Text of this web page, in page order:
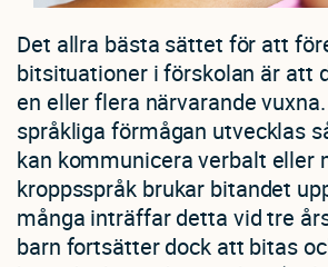
Det allra bästa sättet för att
bitsituationer i förskolan är att
en eller flera närvarande
språkliga förmågan utvecklas
kan kommunicera verbalt eller
kroppsspråk brukar bitandet
många inträffar detta vid tre
barn fortsätter dock att bitas